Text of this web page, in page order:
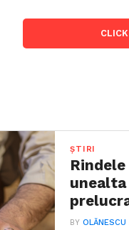
ȘTIRI
BYOLĂNESCU